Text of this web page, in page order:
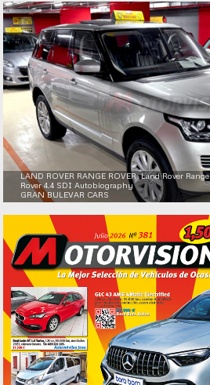
LAND ROVER RANGE ROVER Land Rover Range
Rover 4.4 SDI Autobiography
GRAN BULEVAR CARS